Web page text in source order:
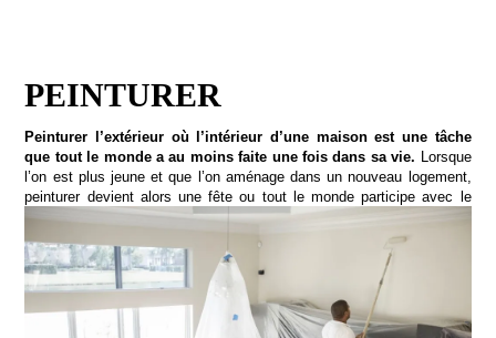
PEINTURER
Peinturer l’extérieur où l’intérieur d’une maison est une tâche
que tout le monde a au moins faite une fois dans sa vie. Lorsque
l’on est plus jeune et que l’on aménage dans un nouveau logement,
peinturer devient alors une fête ou tout le monde participe avec le